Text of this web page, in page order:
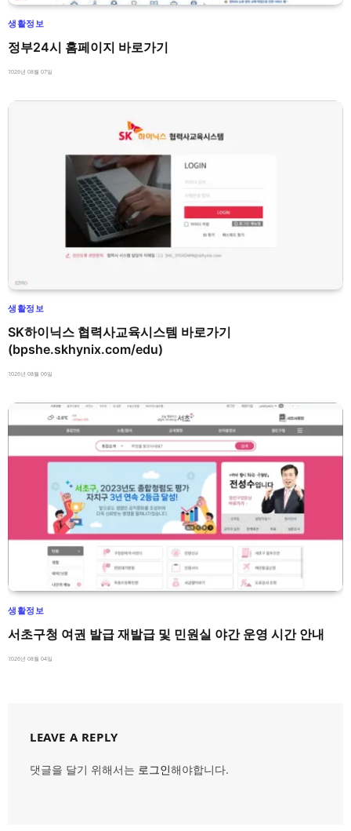
생활정보
정부24시 홈페이지 바로가기
2026년 08월 07일
생활정보
SK하이닉스 협력사교육시스템 바로가기
(bpshe.skhynix.com/edu)
2026년 08월 06일
생활정보
서초구청 여권 발급 재발급 및 민원실 야간 운영 시간 안내
2026년 08월 04일
LEAVE A REPLY
댓글을 달기 위해서는 로그인해야합니다.